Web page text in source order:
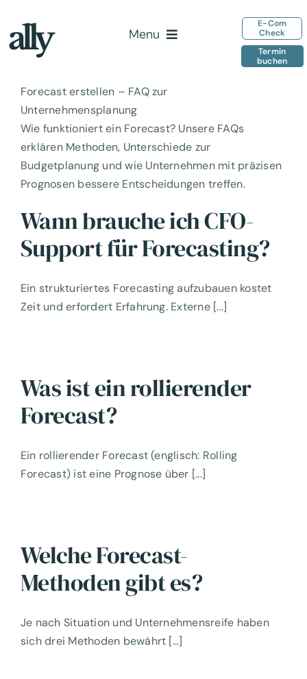
Inhalt
springen
Menu
Leistungen
Team
Insights
Kontakt
E-Com
Check
Termin
buchen
Forecast erstellen – FAQ zur
Unternehmensplanung
Wie funktioniert ein Forecast? Unsere FAQs
erklären Methoden, Unterschiede zur
Budgetplanung und wie Unternehmen mit präzisen
Prognosen bessere Entscheidungen treffen.
Wann brauche ich CFO-
Support für Forecasting?
Ein strukturiertes Forecasting aufzubauen kostet
Zeit und erfordert Erfahrung. Externe [...]
Was ist ein rollierender
Forecast?
Ein rollierender Forecast (englisch: Rolling
Forecast) ist eine Prognose über [...]
Welche Forecast-
Methoden gibt es?
Je nach Situation und Unternehmensreife haben
sich drei Methoden bewährt [...]